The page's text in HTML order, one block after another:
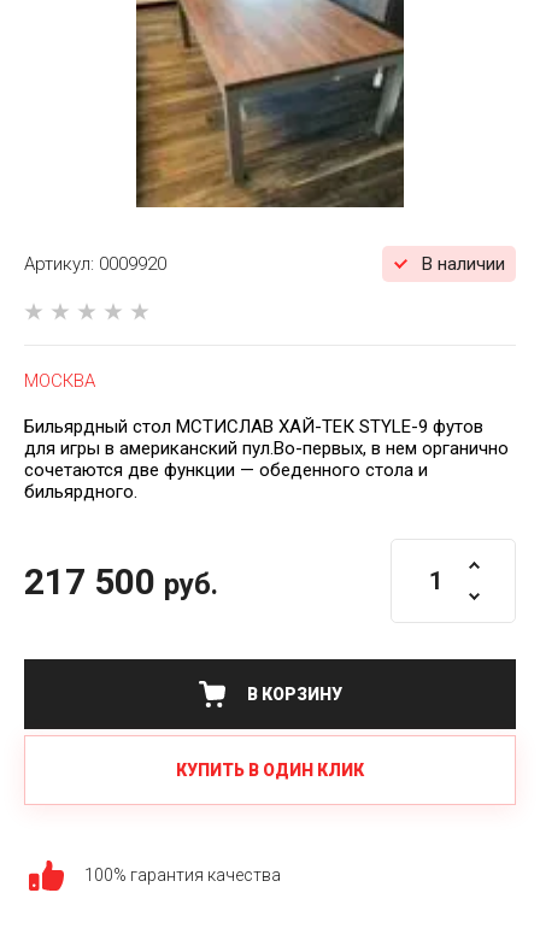
Артикул: 0009920 В наличии
МОСКВА
Бильярдный стол МСТИСЛАВ ХАЙ-ТЕК STYLE-9 футов
для игры в американский пул.Во-первых, в нем органично
сочетаются две функции — обеденного стола и
бильярдного.
217 500 руб.
В КОРЗИНУ
КУПИТЬ В ОДИН КЛИК
100% гарантия качества